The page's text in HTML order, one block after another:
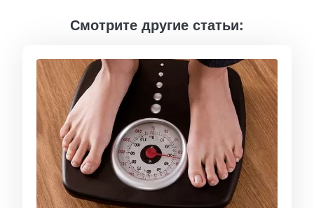
Смотрите другие статьи: